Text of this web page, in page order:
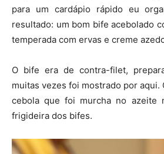
para um cardápio rápido eu
resultado: um bom bife acebolado
temperada com ervas e creme
O bife era de contra-filet,
muitas vezes foi mostrado por aqui.
cebola que foi murcha no azeite
frigideira dos bifes.